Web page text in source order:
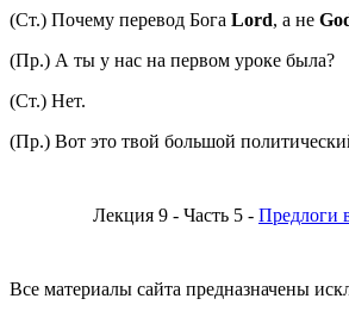
(Ст.) Почему перевод Бога Lord, а не
(Пр.) А ты у нас на первом уроке была?
(Ст.) Нет.
(Пр.) Вот это твой большой
Лекция 9 - Часть 5 - Предлоги
Все материалы сайта предназначены